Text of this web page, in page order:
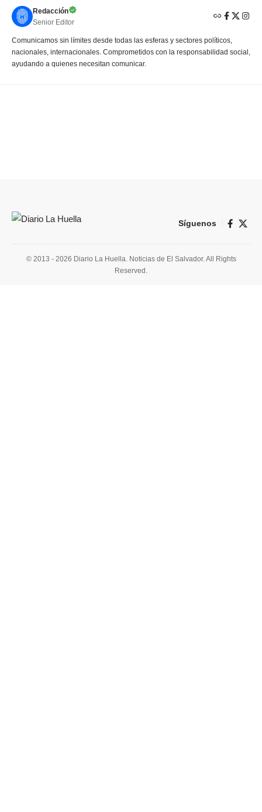
Redacción
Senior Editor
Comunicamos sin límites desde todas las esferas y sectores políticos,
nacionales, internacionales. Comprometidos con la responsabilidad social,
ayudando a quienes necesitan comunicar.
Síguenos
© 2013 - 2026 Diario La Huella. Noticias de El Salvador. All Rights
Reserved.